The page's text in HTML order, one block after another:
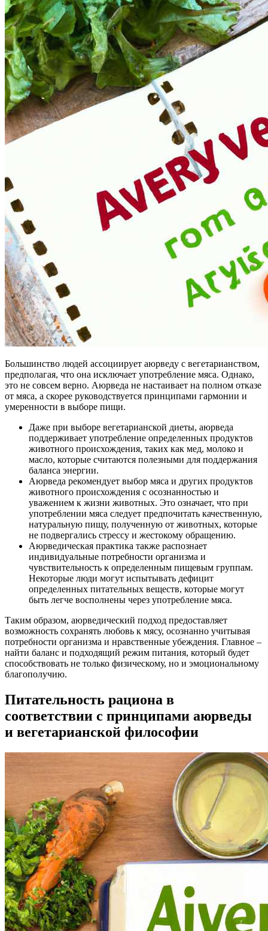
Большинство людей ассоциирует аюрведу с вегетарианством,
предполагая, что она исключает употребление мяса. Однако,
это не совсем верно. Аюрведа не настаивает на полном отказе
от мяса, а скорее руководствуется принципами гармонии и
умеренности в выборе пищи.
Даже при выборе вегетарианской диеты, аюрведа
поддерживает употребление определенных продуктов
животного происхождения, таких как мед, молоко и
масло, которые считаются полезными для поддержания
баланса энергии.
Аюрведа рекомендует выбор мяса и других продуктов
животного происхождения с осознанностью и
уважением к жизни животных. Это означает, что при
употреблении мяса следует предпочитать качественную,
натуральную пищу, полученную от животных, которые
не подвергались стрессу и жестокому обращению.
Аюрведическая практика также распознает
индивидуальные потребности организма и
чувствительность к определенным пищевым группам.
Некоторые люди могут испытывать дефицит
определенных питательных веществ, которые могут
быть легче восполнены через употребление мяса.
Таким образом, аюрведический подход предоставляет
возможность сохранять любовь к мясу, осознанно учитывая
потребности организма и нравственные убеждения. Главное –
найти баланс и подходящий режим питания, который будет
способствовать не только физическому, но и эмоциональному
благополучию.
Питательность рациона в
соответствии с принципами аюрведы
и вегетарианской философии